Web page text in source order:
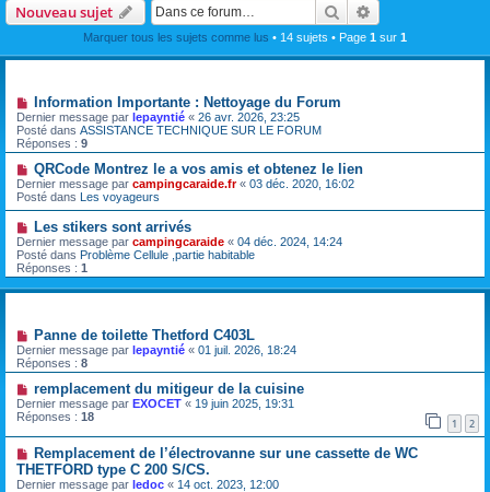
Nouveau sujet Rechercher
Marquer tous les sujets comme lus • 14 sujets • Page 1 sur 1
Information Importante : Nettoyage du Forum
Dernier message par lepayntié « 26 avr. 2026, 23:25
Posté dans ASSISTANCE TECHNIQUE SUR LE FORUM
Réponses : 9
QRCode Montrez le a vos amis et obtenez le lien
Dernier message par campingcaraide.fr« 03 déc. 2020, 16:02
Posté dans Les voyageurs
Les stikers sont arrivés
Dernier message par campingcaraide « 04 déc. 2024, 14:24
Posté dans Problème Cellule ,partie habitable
Réponses : 1
Panne de toilette Thetford C403L
Dernier message par lepayntié « 01 juil. 2026, 18:24
Réponses : 8
remplacement du mitigeur de la cuisine
Dernier message par EXOCET « 19 juin 2025, 19:31
Réponses : 18 1 2
Remplacement de l’électrovanne sur une cassette de WC
THETFORD type C 200 S/CS.
Dernier message par ledoc « 14 oct. 2023, 12:00